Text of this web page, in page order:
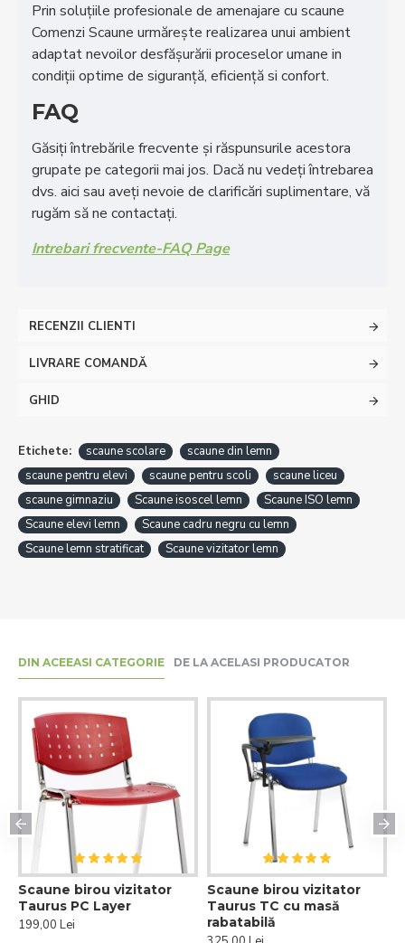
Prin soluţiile profesionale de amenajare cu scaune
Comenzi Scaune urmăreşte realizarea unui ambient
adaptat nevoilor desfăşurării proceselor umane in
condiţii optime de siguranţă, eficienţă si confort.
FAQ
Găsiți întrebările frecvente și răspunsurile acestora
grupate pe categorii mai jos. Dacă nu vedeți întrebarea
dvs. aici sau aveți nevoie de clarificări suplimentare, vă
rugăm să ne contactați.
Intrebari frecvente-FAQ Page
RECENZII CLIENTI
LIVRARE COMANDĂ
GHID
Etichete: scaune scolare
scaune din lemn
scaune pentru elevi
scaune pentru scoli
scaune liceu
scaune gimnaziu
Scaune isoscel lemn
Scaune ISO lemn
Scaune elevi lemn
Scaune cadru negru cu lemn
Scaune lemn stratificat
Scaune vizitator lemn
DIN ACEEASI CATEGORIE DE LA ACELASI PRODUCATOR
Scaune birou vizitator
Taurus PC Layer
199,00 Lei
Scaune birou vizitator
Taurus TC cu masă
rabatabilă